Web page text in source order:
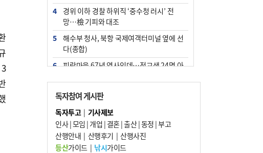
4
경위 이하 경찰 하위직 ‘중수청 러시’ 전
망…檢 기피와 대조
5
해수부 청사, 북항 국제여객터미널 옆에 선
다(종합)
6
피란마을 67년 역사인데…전교생 24명 아
7
부울경 주말부터 비소식…‘극한 폭염’ 한풀
꺾일 듯
8
“낙동강권 삼락·을숙도·다대포 연결해 서
부산 관광 키우자”
9
오늘의 날씨- 2026년 8월 7일
독자참여 게시판
독자투고| 기사제보
인사|모임 | 개업 | 결혼|출산|동정 |부고
산행안내 | 산행후기 | 산행사진
등산가이드| 낚시가이드